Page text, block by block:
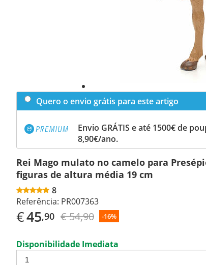
Quero o envio grátis para este artigo
Envio GRÁTIS e até 1500€ de
8,90€/ano.
Rei Mago mulato no camelo para
figuras de altura média 19 cm
8
Referência: PR007363
€45,90 € 54,90 -16%
Disponibilidade Imediata